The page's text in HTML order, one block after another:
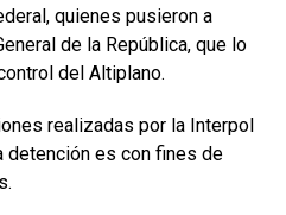
quienes pusieron a
de la República, que lo
del Altiplano.
realizadas por la Interpol
detención es con fines de